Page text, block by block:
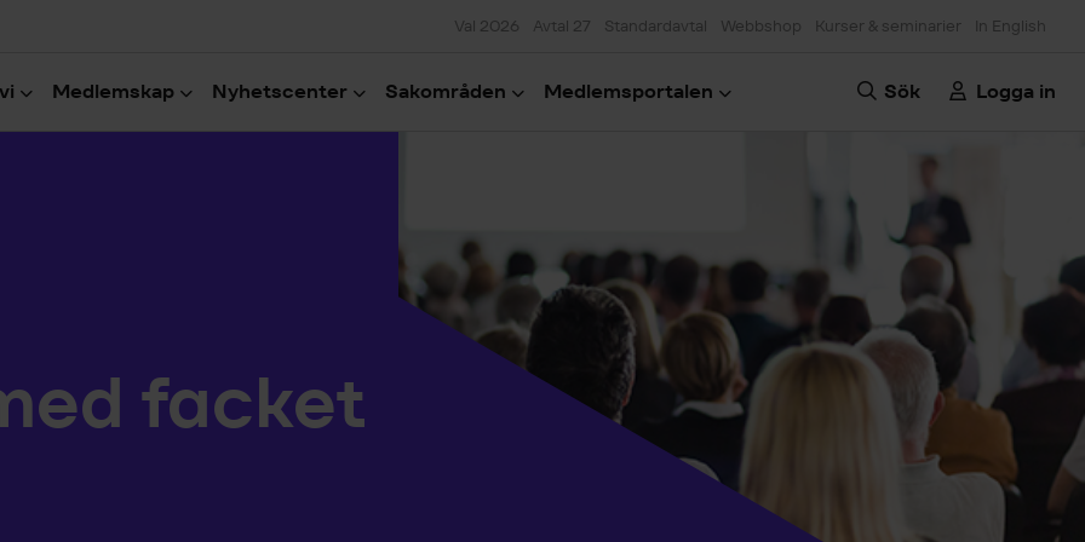
Val 2026 Avtal 27 Standardavtal Webbshop Kurser & seminarier In English
Medlemskap Nyhetscenter Sakområden Medlemsportalen Sök Logga in
facket